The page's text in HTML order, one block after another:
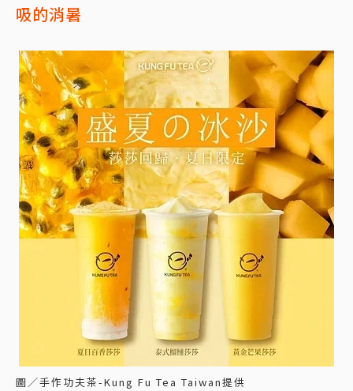
吸的消暑
圖／手作功夫茶-Kung Fu Tea Taiwan提供